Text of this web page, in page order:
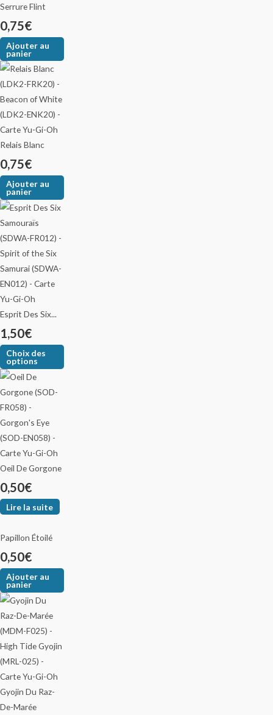
Serrure Flint
0,75€
Ajouter au
panier
Relais Blanc
0,75€
Ajouter au
panier
Esprit Des Six...
1,50€
Choix des
options
Oeil De Gorgone
0,50€
Lire la suite
Papillon Étoilé
0,50€
Ajouter au
panier
Gyojin Du Raz-
De-Marée